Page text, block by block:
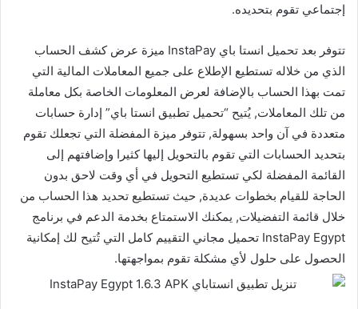
إجتماعي تقوم بتحديده.
تتوفر بعد تحميل انستا باي InstaPay ميزة عرض كشف الحساب
الذي من خلاله تستطيع الإطلاع على جميع المعاملات المالية التي
تمت بهذا الحساب بالإضافة لعرض المعلومات الخاصة بكل معاملة
من تلك المعاملات, يُتيح “تحميل تطبيق انستا باي” إدارة حسابات
متعددة في آن واحد بسهولة, تتوفر ميزة المفضلة التي تجعلك تقوم
بتحديد الحسابات التي تقوم بالتحويل إليها كثيرا وإضافتهم إلى
القائمة المفضلة لكي تستطيع التحويل في أي وقت لاحق بدون
الحاجة للقيام بخطوات عديدة, حيث تستطيع تحديد هذا الحساب من
خلال قائمة التفضيلات, يمكنك الاستمتاع بخدمة الدعم في برنامج
InstaPay Egypt تحميل مجاني التقييم كامل التي تُتيح لك إمكانية
الحصول على حلول لأي مشكلة تقوم بمواجهتها.